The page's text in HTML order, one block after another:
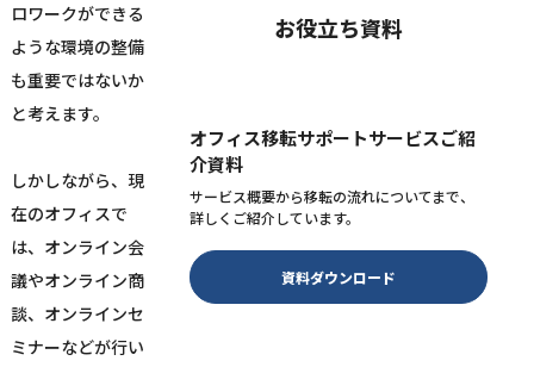
ロワークができる
ような環境の整備
も重要ではないか
と考えます。
しかしながら、現
在のオフィスで
は、オンライン会
議やオンライン商
談、オンラインセ
ミナーなどが行い
お役立ち資料
オフィス移転サポートサービスご紹
介資料
サービス概要から移転の流れについてまで、
詳しくご紹介しています。
資料ダウンロード